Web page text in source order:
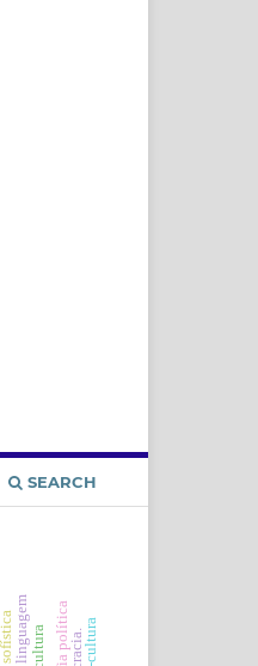
SEARCH
linguagem
sofística cultura